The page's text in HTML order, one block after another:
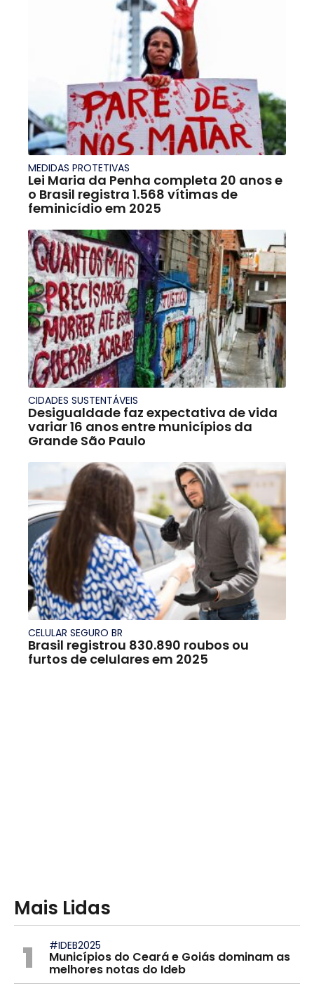
MEDIDAS PROTETIVAS
Lei Maria da Penha completa 20 anos e
o Brasil registra 1.568 vítimas de
feminicídio em 2025
CIDADES SUSTENTÁVEIS
Desigualdade faz expectativa de vida
variar 16 anos entre municípios da
Grande São Paulo
CELULAR SEGURO BR
Brasil registrou 830.890 roubos ou
furtos de celulares em 2025
Mais Lidas
1 #IDEB2025
Municípios do Ceará e Goiás dominam as
melhores notas do Ideb